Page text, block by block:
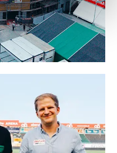
Speicherdauer und